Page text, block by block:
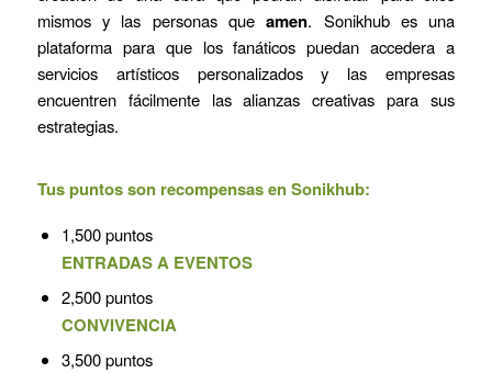
mismos y las personas queamen. Sonikhub es una
plataforma para que los fanáticos puedan accedera a
servicios artísticos personalizados y las empresas
encuentren fácilmente las alianzas creativas para sus
estrategias.
Tus puntos son recompensas en Sonikhub:
1,500 puntos
ENTRADAS A EVENTOS
2,500 puntos
CONVIVENCIA
3,500 puntos